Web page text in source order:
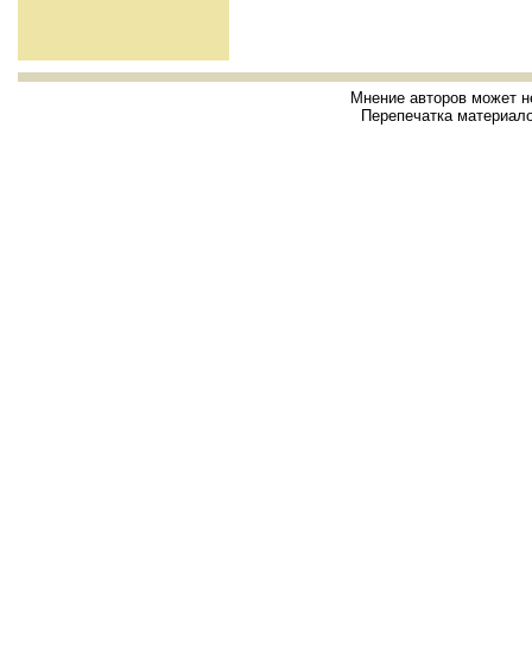
Мнение авторов может
Перепечатка